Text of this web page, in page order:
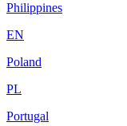
Philippines
EN
Poland
PL
Portugal